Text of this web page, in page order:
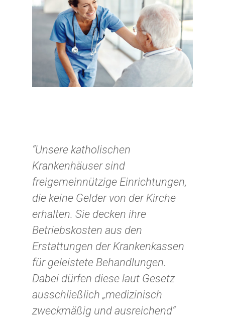
“Unsere katholischen
Krankenhäuser sind
freigemeinnützige Einrichtungen,
die keine Gelder von der Kirche
erhalten. Sie decken ihre
Betriebskosten aus den
Erstattungen der Krankenkassen
für geleistete Behandlungen.
Dabei dürfen diese laut Gesetz
ausschließlich „medizinisch
zweckmäßig und ausreichend“
Start
Privatpersonen
Freudige Anlässe
Mein Erbe tut Gutes
Geldauflagen und
Kondolenzspende
Unterstützen Sie unsere
Geldauflagen und
Geschichten
Ihre Spende zeigt Wirkung
Über Uns
Wissenswertes
Jetzt spenden!